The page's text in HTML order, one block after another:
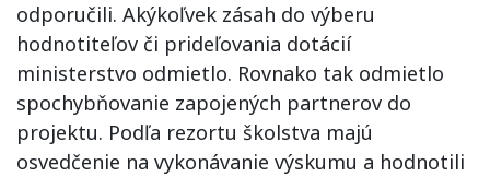
odporučili. Akýkoľvek zásah do výberu
hodnotiteľov či prideľovania dotácií
ministerstvo odmietlo. Rovnako tak odmietlo
spochybňovanie zapojených partnerov do
projektu. Podľa rezortu školstva majú
osvedčenie na vykonávanie výskumu a hodnotili